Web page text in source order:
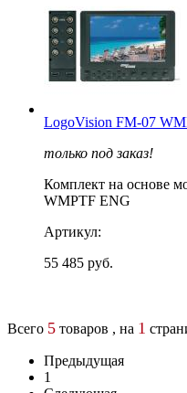
LogoVision FM-07
только под заказ!
Комплект на основе
WMPTF ENG
Артикул:
55 485 руб.
Всего 5 товаров , на 1
Предыдущая
1